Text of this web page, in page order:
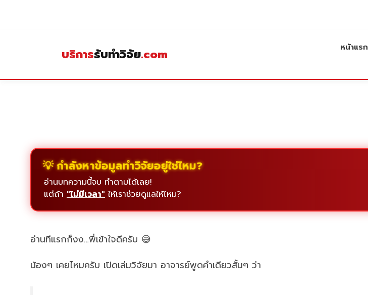
บริการรับทำวิจัย.com หน้าแรก
💡 กำลังหาข้อมูลทำวิจัยอยู่ใช่ไหม?
อ่านบทความนี้จบ ทำตามได้เลย!
แต่ถ้า "ไม่มีเวลา" ให้เราช่วยดูแลให้ไหม?
อ่านทีแรกก็งง…พี่เข้าใจดีครับ 😅
น้องๆ เคยไหมครับ เปิดเล่มวิจัยมา อาจารย์พูดคำเดียวสั้นๆ ว่า